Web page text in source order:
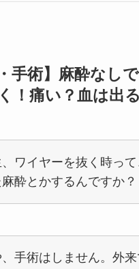
手術】麻酔なし
！痛い？血は出
ワイヤーを抜く時って
麻酔とかするんですか？
手術はしません。外